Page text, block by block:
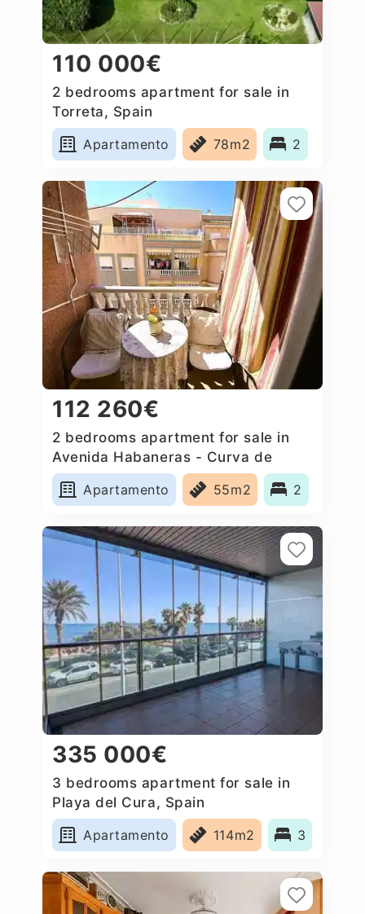
110 000€
2 bedrooms apartment for sale in
Torreta, Spain
Apartamento
78m2 2
112 260€
2 bedrooms apartment for sale in
Avenida Habaneras - Curva de
Palangre, Spain
Apartamento
55m2 2
335 000€
3 bedrooms apartment for sale in
Playa del Cura, Spain
Apartamento
114m2 3